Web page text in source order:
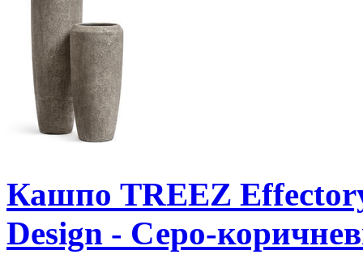
Кашпо TREEZ
Design - Серо-